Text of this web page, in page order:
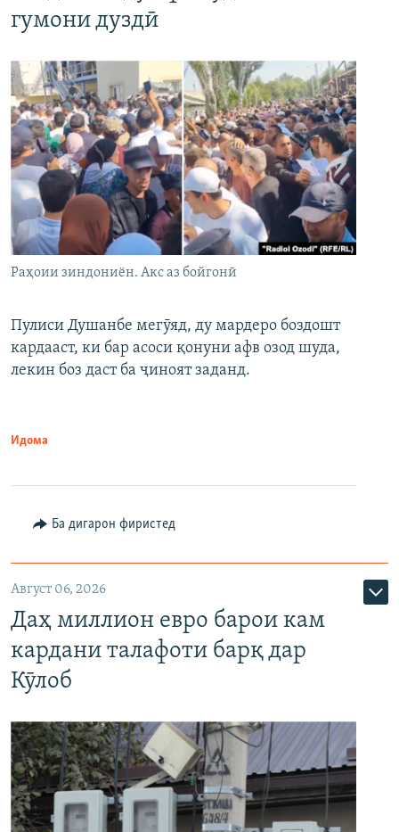
гумони дуздӣ
Раҳоии зиндониён. Акс аз бойгонӣ
Пулиси Душанбе мегӯяд, ду мардеро боздошт
кардааст, ки бар асоси қонуни афв озод шуда,
лекин боз даст ба ҷиноят заданд.
Идома
Ба дигарон фиристед
Август 06, 2026
Даҳ миллион евро барои кам
кардани талафоти барқ дар
Кӯлоб